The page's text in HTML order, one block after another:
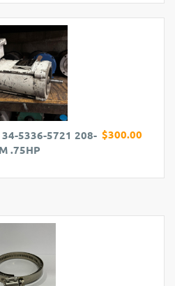
$300.00
5336-5721 208-
.75HP